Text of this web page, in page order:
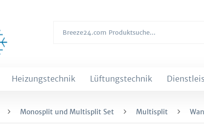
Heizungstechnik Lüftungstechnik
Monosplit und Multisplit Set Multisplit